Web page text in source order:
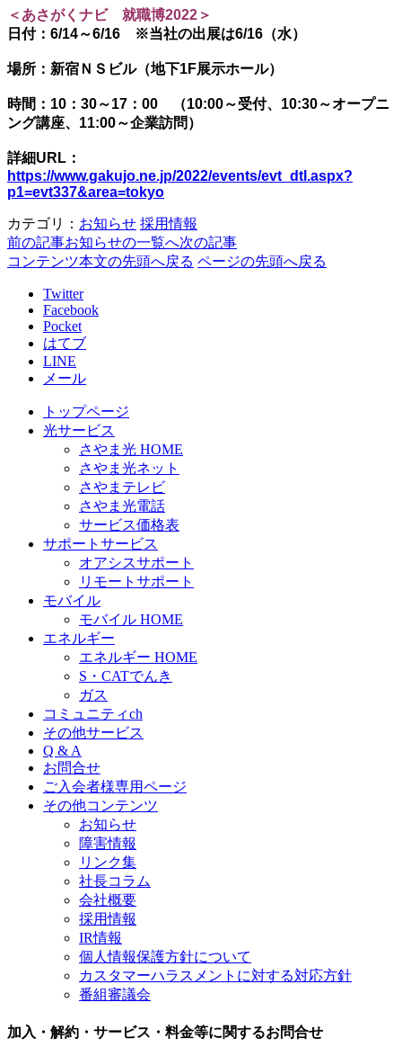
＜あさがくナビ 就職博2022＞
日付：6/14～6/16 ※当社の出展は6/16（水）
場所：新宿ＮＳビル（地下1F展示ホール）
時間：10：30～17：00 （10:00～受付、10:30～オープニ
ング講座、11:00～企業訪問）
詳細URL：
https://www.gakujo.ne.jp/2022/events/evt_dtl.aspx?
p1=evt337&area=tokyo
カテゴリ： お知らせ 採用情報
前の記事お知らせの一覧へ次の記事
コンテンツ本文の先頭へ戻る ページの先頭へ戻る
Twitter
Facebook
Pocket
はてブ
LINE
メール
トップページ
光サービス
さやま光 HOME
さやま光ネット
さやまテレビ
さやま光電話
サービス価格表
サポートサービス
オアシスサポート
リモートサポート
モバイル
モバイル HOME
エネルギー
エネルギー HOME
S・CATでんき
ガス
コミュニティch
その他サービス
Q & A
お問合せ
ご入会者様専用ページ
その他コンテンツ
お知らせ
障害情報
リンク集
社長コラム
会社概要
採用情報
IR情報
個人情報保護方針について
カスタマーハラスメントに対する対応方針
番組審議会
加入・解約・サービス・料金等に関するお問合せ